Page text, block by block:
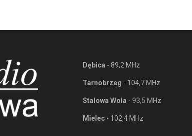
Dębica - 89,2 MHz
Tarnobrzeg - 104,7 MHz
Stalowa Wola - 93,5 MHz
Mielec - 102,4 MHz